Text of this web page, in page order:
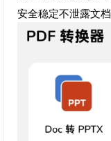
安全稳定不泄露文